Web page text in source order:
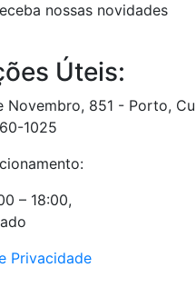
nossas novidades
Úteis:
Novembro, 851 - Porto,
1025
– 18:00,
Privacidade